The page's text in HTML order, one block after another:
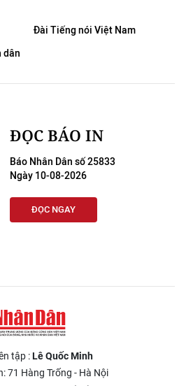
Đài Tiếng nói Việt Nam
dân
ĐỌC BÁO IN
Báo Nhân Dân số 25833
Ngày 10-08-2026
ĐỌC NGAY
tập :Lê Quốc Minh
71 Hàng Trống - Hà Nội